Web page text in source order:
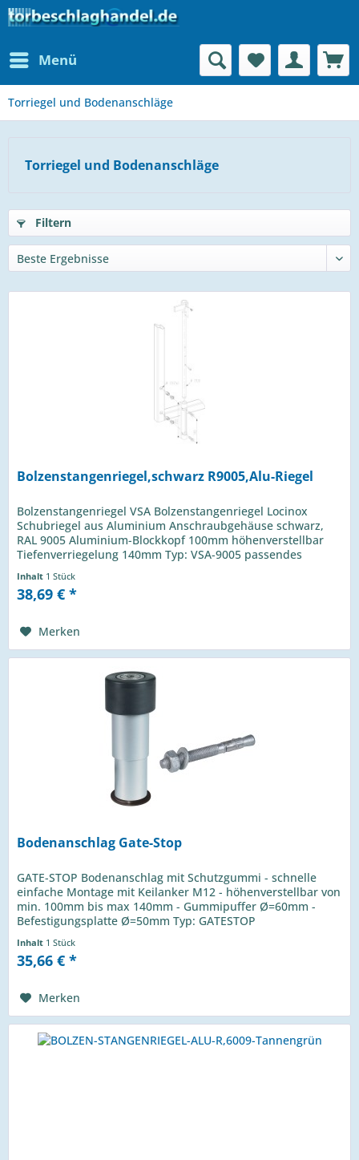
Menü
Torriegel und Bodenanschläge
Torriegel und Bodenanschläge
Filtern
Bolzenstangenriegel,schwarz R9005,Alu-Riegel
Bolzenstangenriegel VSA Bolzenstangenriegel Locinox
Schubriegel aus Aluminium Anschraubgehäuse schwarz,
RAL 9005 Aluminium-Blockkopf 100mm höhenverstellbar
Tiefenverriegelung 140mm Typ: VSA-9005 passendes
Inhalt 1 Stück
38,69 € *
Merken
Bodenanschlag Gate-Stop
GATE-STOP Bodenanschlag mit Schutzgummi - schnelle
einfache Montage mit Keilanker M12 - höhenverstellbar von
min. 100mm bis max 140mm - Gummipuffer Ø=60mm -
Befestigungsplatte Ø=50mm Typ: GATESTOP
Inhalt 1 Stück
35,66 € *
Merken